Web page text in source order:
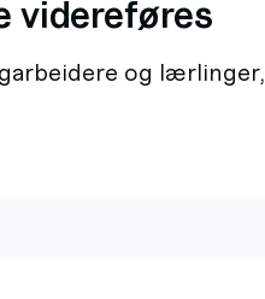
videreføres
og lærlinger,